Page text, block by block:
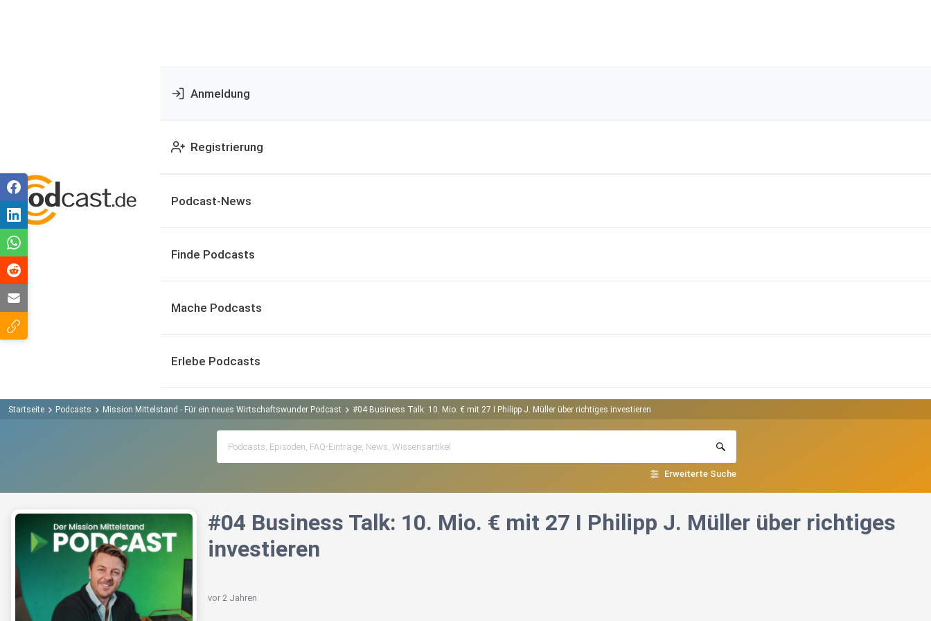
Anmeldung
Registrierung
Podcast-News
Finde Podcasts
Mache Podcasts
Erlebe Podcasts
Startseite Podcasts Mission Mittelstand - Für ein neues Wirtschaftswunder Podcast #04 Business Talk: 10. Mio. € mit 27 I Philipp J. Müller über richtiges investieren
Erweiterte Suche
#04 Business Talk: 10. Mio. € mit 27 I Philipp J. Müller über richtiges
investieren
vor 2 Jahren